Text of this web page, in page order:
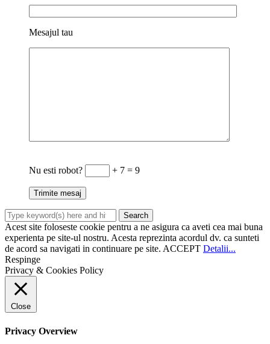
Mesajul tau
Nu esti robot? + 7 = 9
Acest site foloseste cookie pentru a ne asigura ca aveti cea mai buna
experienta pe site-ul nostru. Acesta reprezinta acordul dv. ca sunteti
de acord sa navigati in continuare pe site. ACCEPT Detalii...
Respinge
Privacy & Cookies Policy
Close
Privacy Overview